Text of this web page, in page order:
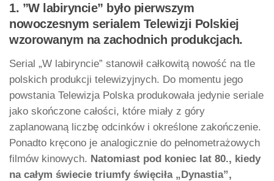
1. ”W labiryncie” było pierwszym
nowoczesnym serialem Telewizji Polskiej
wzorowanym na zachodnich produkcjach.
Serial „W labiryncie” stanowił całkowitą nowość na tle
polskich produkcji telewizyjnych. Do momentu jego
powstania Telewizja Polska produkowała jedynie seriale
jako skończone całości, które miały z góry
zaplanowaną liczbę odcinków i określone zakończenie.
Ponadto kręcono je analogicznie do pełnometrażowych
filmów kinowych. Natomiast pod koniec lat 80., kiedy
na całym świecie triumfy święciła „Dynastia”,